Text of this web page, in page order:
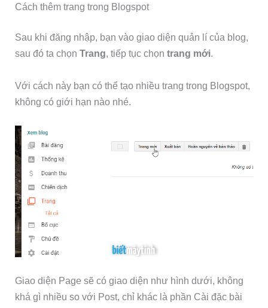
Cách thêm trang trong Blogspot
Sau khi đăng nhập, bạn vào giao diện quản lí của blog,
sau đó ta chọnTrang, tiếp tục chọntrang mới.
Với cách này bạn có thể tạo nhiều trang trong Blogspot,
không có giới hạn nào nhé.
Giao diện Page sẽ có giao diện như hình dưới, không
khá gì nhiều so với Post, chỉ khác là phần Cài đặc bài